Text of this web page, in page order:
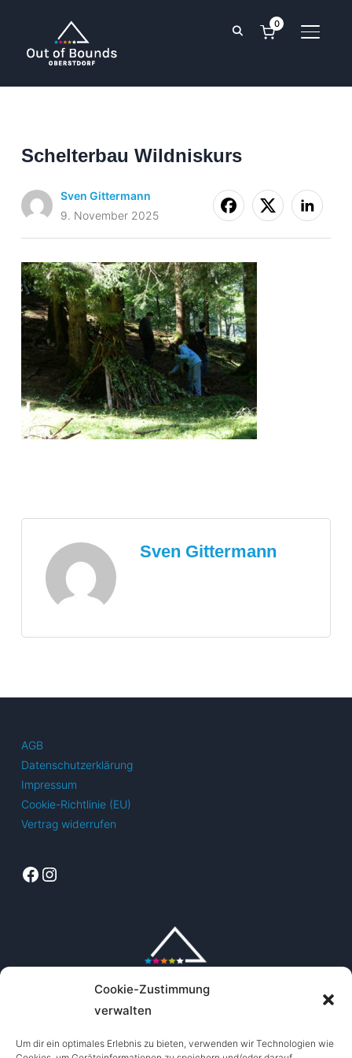
Cookie-Zustimmung
verwalten
Um dir ein optimales Erlebnis zu bieten, verwenden wir Technologien wie
0
Schelterbau Wildniskurs
Sven Gittermann
9. November 2025
Sven Gittermann
AGB
Datenschutzerklärung
Impressum
Cookie-Richtlinie (EU)
Vertrag widerrufen
Facebook
Instagram